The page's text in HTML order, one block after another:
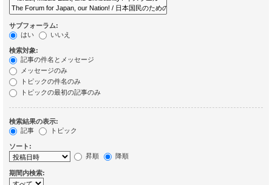
サブフォーラム:
はい
いいえ
検索対象:
記事の件名とメッセージ
メッセージのみ
トピックの件名のみ
トピックの最初の記事のみ
検索結果の表示:
記事
トピック
ソート:
昇順
降順
期間内検索: